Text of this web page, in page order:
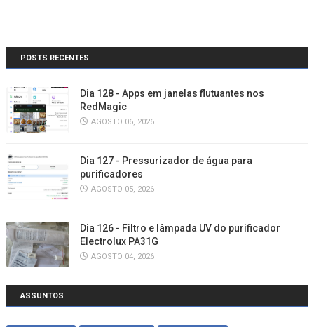
POSTS RECENTES
Dia 128 - Apps em janelas flutuantes nos
RedMagic
AGOSTO 06, 2026
Dia 127 - Pressurizador de água para
purificadores
AGOSTO 05, 2026
Dia 126 - Filtro e lâmpada UV do purificador
Electrolux PA31G
AGOSTO 04, 2026
ASSUNTOS